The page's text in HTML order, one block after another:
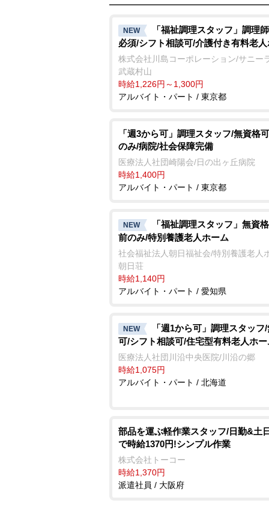
NEW
「福祉調理スタッフ」調理
必須/シフト相談可/介護付き有料老
株式会社川島コーポレーション/サニー
武蔵村山
時給1,226円～1,300円
アルバイト・パート / 東京都
「週3から可」調理スタッフ/無資格
のみ/病院/社会保障完備
医療法人社団崎陽会/日の出ヶ丘病院
時給1,400円
アルバイト・パート / 東京都
NEW
「福祉調理スタッフ」無資
前のみ/特別養護老人ホーム
社会福祉法人朝日福祉会/特別養護老人
朝日荘
時給1,140円
アルバイト・パート / 愛知県
NEW
「週1から可」調理スタッフ
可/シフト相談可/住宅型有料老人ホー
医療法人社団川沿中央医院/川沿の郷
時給1,075円
アルバイト・パート / 北海道
部品を運ぶ軽作業スタッフ/日勤&土
で時給1370円!シンプル作業
株式会社トーコー
時給1,370円
派遣社員 / 大阪府